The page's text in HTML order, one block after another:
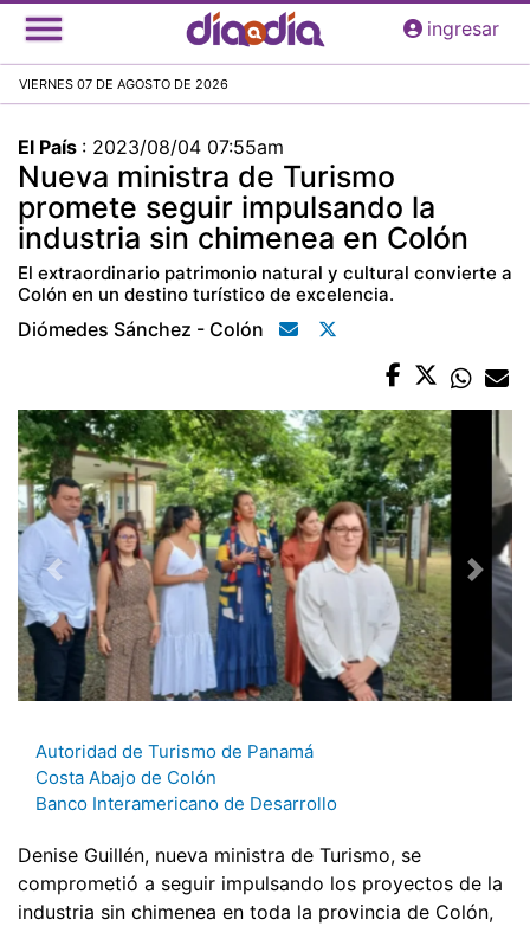
Pasar
al
principal
ingresar
VIERNES 07 DE AGOSTO DE 2026
El País : 2023/08/04 07:55am
Nueva ministra de Turismo
promete seguir impulsando la
industria sin chimenea en Colón
El extraordinario patrimonio natural y cultural convierte a
Colón en un destino turístico de excelencia.
Diómedes Sánchez - Colón
Autoridad de Turismo de Panamá
Costa Abajo de Colón
Banco Interamericano de Desarrollo
Denise Guillén, nueva ministra de Turismo, se
comprometió a seguir impulsando los proyectos de la
industria sin chimenea en toda la provincia de Colón,